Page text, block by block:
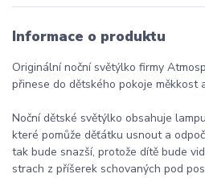
Informace o produktu
Originální noční světýlko firmy
přinese do dětského pokoje měkkost
Noční dětské světýlko obsahuje
které pomůže děťátku usnout a
tak bude snazší, protože dítě bude
strach z příšerek schovaných pod